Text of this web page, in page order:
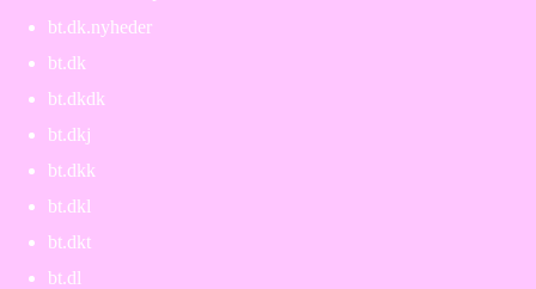
bt.dk.nyheder
bt.dk
bt.dkdk
bt.dkj
bt.dkk
bt.dkl
bt.dkt
bt.dl